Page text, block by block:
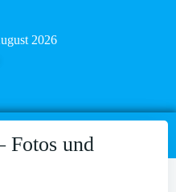
2026
Fotos und